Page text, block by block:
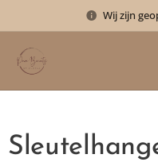
Wij zijn